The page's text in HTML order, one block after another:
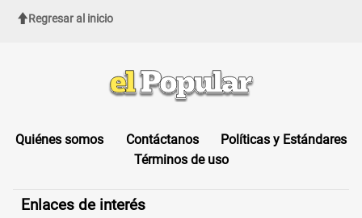
Regresar al inicio
Quiénes somos Contáctanos
Políticas y Estándares
Términos de uso
Enlaces de interés